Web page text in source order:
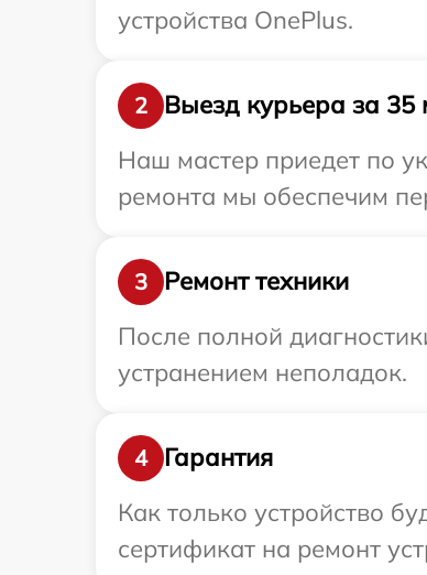
устройства OnePlus.
2
Выезд курьера за 35
Наш мастер приедет по
ремонта мы обеспечим
3
Ремонт техники
После полной
устранением неполадок.
4
Гарантия
Как только устройство
сертификат на ремонт